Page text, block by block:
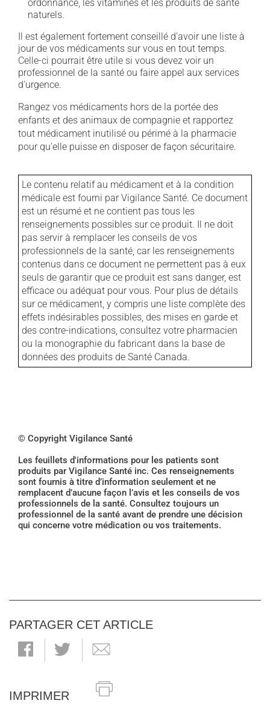
ordonnance, les vitamines et les produits de santé
naturels.
Il est également fortement conseillé d'avoir une liste à
jour de vos médicaments sur vous en tout temps.
Celle-ci pourrait être utile si vous devez voir un
professionnel de la santé ou faire appel aux services
d'urgence.
Rangez vos médicaments hors de la portée des
enfants et des animaux de compagnie et rapportez
tout médicament inutilisé ou périmé à la pharmacie
pour qu'elle puisse en disposer de façon sécuritaire.
Le contenu relatif au médicament et à la condition
médicale est fourni par Vigilance Santé. Ce document
est un résumé et ne contient pas tous les
renseignements possibles sur ce produit. Il ne doit
pas servir à remplacer les conseils de vos
professionnels de la santé, car les renseignements
contenus dans ce document ne permettent pas à eux
seuls de garantir que ce produit est sans danger, est
efficace ou adéquat pour vous. Pour plus de détails
sur ce médicament, y compris une liste complète des
effets indésirables possibles, des mises en garde et
des contre-indications, consultez votre pharmacien
ou la monographie du fabricant dans la base de
données des produits de Santé Canada.
© Copyright Vigilance Santé
Les feuillets d'informations pour les patients sont
produits par Vigilance Santé inc. Ces renseignements
sont fournis à titre d’information seulement et ne
remplacent d’aucune façon l’avis et les conseils de vos
professionnels de la santé. Consultez toujours un
professionnel de la santé avant de prendre une décision
qui concerne votre médication ou vos traitements.
PARTAGER CET ARTICLE
IMPRIMER